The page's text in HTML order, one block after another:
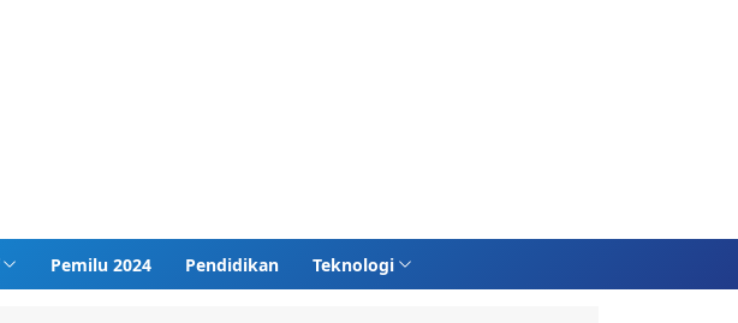
Pemilu 2024 Pendidikan Teknologi